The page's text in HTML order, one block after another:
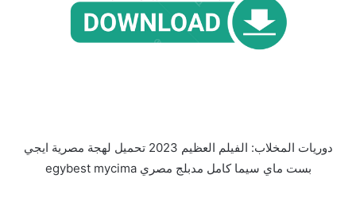
دوريات المخلاب: الفيلم العظيم 2023 تحميل لهجة مصرية ايجي
بست ماي سيما كامل مدبلج مصري egybest mycima